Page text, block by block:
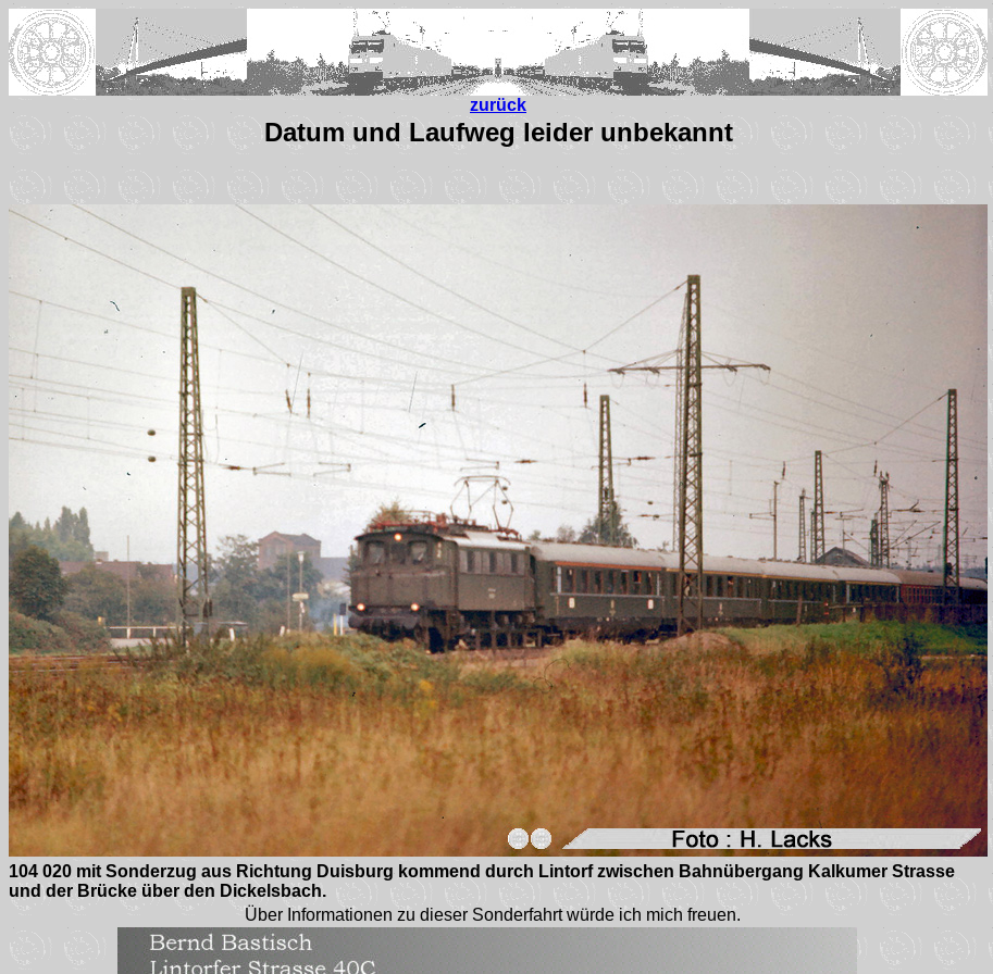
zurück
Datum und Laufweg leider unbekannt
104 020 mit Sonderzug aus Richtung Duisburg kommend durch Lintorf zwischen Bahnübergang Kalkumer Strasse
und der Brücke über den Dickelsbach.
Über Informationen zu dieser Sonderfahrt würde ich mich freuen.